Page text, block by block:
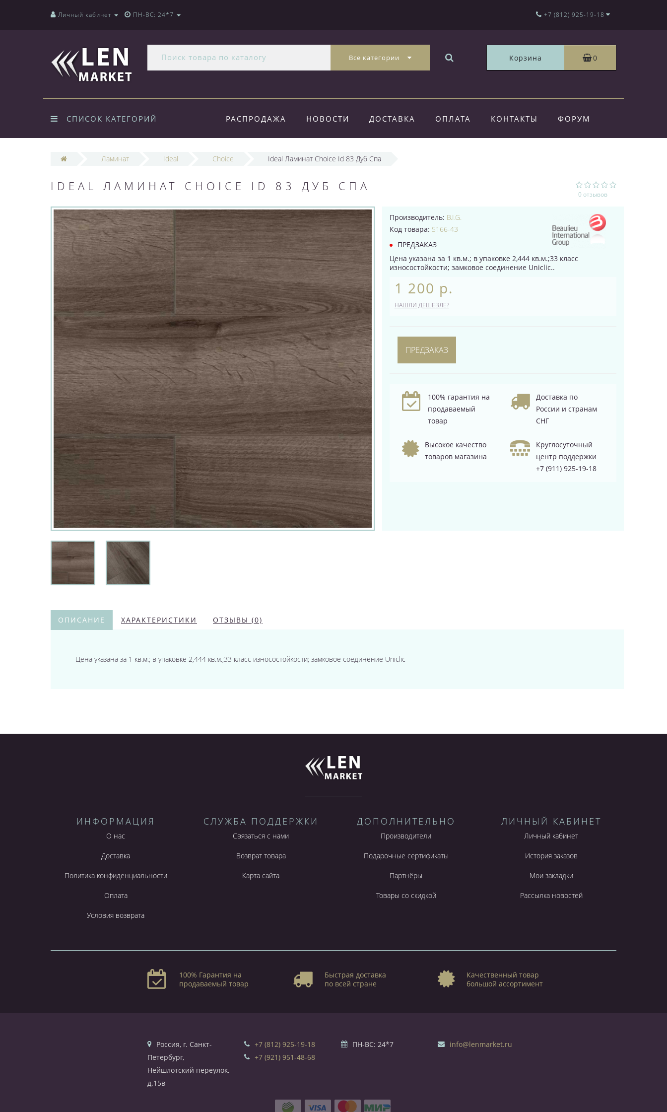
Личный кабинет ПН-ВС: 24*7 +7 (812) 925-19-18
Все категории Корзина 0
СПИСОК КАТЕГОРИЙ РАСПРОДАЖА НОВОСТИ ДОСТАВКА ОПЛАТА КОНТАКТЫ ФОРУМ
Ламинат Ideal Choice Ideal Ламинат Choice Id 83 Дуб Спа
IDEAL ЛАМИНАТ CHOICE ID 83 ДУБ СПА
0 отзывов
Производитель: B.I.G.
Код товара: 5166-43
ПРЕДЗАКАЗ
Цена указана за 1 кв.м.; в упаковке 2,444 кв.м.;33 класс
износостойкости; замковое соединение Uniclic..
1 200 р.
НАШЛИ ДЕШЕВЛЕ?
ПРЕДЗАКАЗ
100% гарантия на
продаваемый
товар
Доставка по
России и странам
СНГ
Высокое качество
товаров магазина
Круглосуточный
центр поддержки
+7 (911) 925-19-18
ОПИСАНИЕ ХАРАКТЕРИСТИКИ ОТЗЫВЫ (0)
Цена указана за 1 кв.м.; в упаковке 2,444 кв.м.;33 класс износостойкости; замковое соединение Uniclic
ИНФОРМАЦИЯ
О нас
Доставка
Политика конфиденциальности
Оплата
Условия возврата
СЛУЖБА ПОДДЕРЖКИ
Связаться с нами
Возврат товара
Карта сайта
ДОПОЛНИТЕЛЬНО
Производители
Подарочные сертификаты
Партнёры
Товары со скидкой
ЛИЧНЫЙ КАБИНЕТ
Личный кабинет
История заказов
Мои закладки
Рассылка новостей
100% Гарантия на
продаваемый товар
Быстрая доставка
по всей стране
Качественный товар
большой ассортимент
Россия, г. Санкт-
Петербург,
Нейшлотский переулок,
д.15в
+7 (812) 925-19-18
+7 (921) 951-48-68
ПН-ВС: 24*7 info@lenmarket.ru